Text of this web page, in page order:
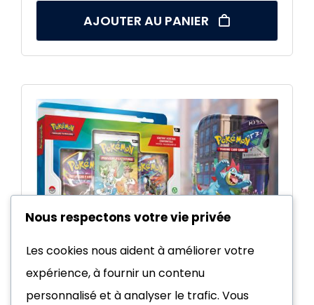
AJOUTER AU PANIER
Nous respectons votre vie privée
Les cookies nous aident à améliorer votre
expérience, à fournir un contenu
personnalisé et à analyser le trafic. Vous